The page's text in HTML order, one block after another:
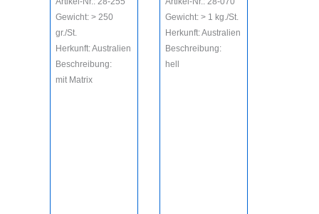
Gewicht: > 250
gr./St.
Herkunft: Australien
Beschreibung:
mit Matrix
Gewicht: > 1 kg./St.
Herkunft: Australien
Beschreibung:
hell